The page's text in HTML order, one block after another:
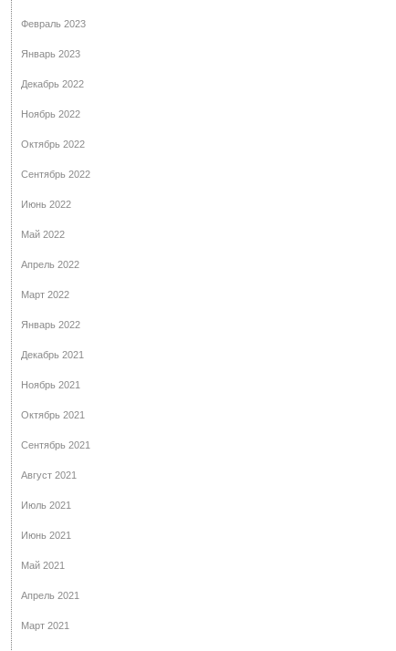
Февраль 2023
Январь 2023
Декабрь 2022
Ноябрь 2022
Октябрь 2022
Сентябрь 2022
Июнь 2022
Май 2022
Апрель 2022
Март 2022
Январь 2022
Декабрь 2021
Ноябрь 2021
Октябрь 2021
Сентябрь 2021
Август 2021
Июль 2021
Июнь 2021
Май 2021
Апрель 2021
Март 2021